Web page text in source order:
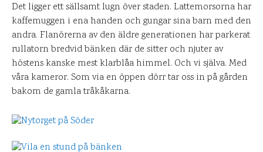
Det ligger ett sällsamt lugn över staden. Lattemorsorna har
kaffemuggen i ena handen och gungar sina barn med den
andra. Flanörerna av den äldre generationen har parkerat
rullatorn bredvid bänken där de sitter och njuter av
höstens kanske mest klarblåa himmel. Och vi själva. Med
våra kameror. Som via en öppen dörr tar oss in på gården
bakom de gamla tråkåkarna.